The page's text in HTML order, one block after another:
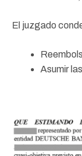
El juzgado
Asumir las